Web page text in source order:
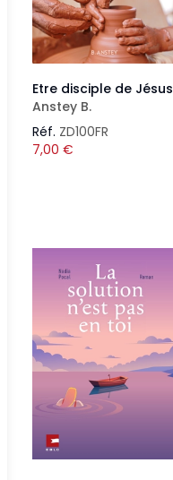
Etre disciple de Jésus
Anstey B.
Réf. ZD100FR
7,00 €